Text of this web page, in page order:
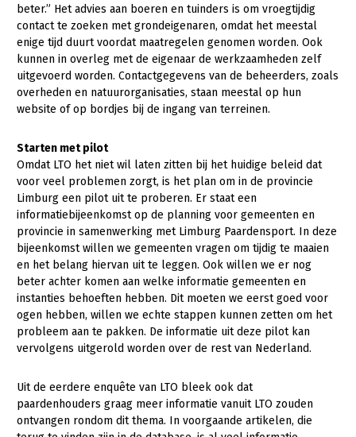
beter.” Het advies aan boeren en tuinders is om vroegtijdig
contact te zoeken met grondeigenaren, omdat het meestal
enige tijd duurt voordat maatregelen genomen worden. Ook
kunnen in overleg met de eigenaar de werkzaamheden zelf
uitgevoerd worden. Contactgegevens van de beheerders, zoals
overheden en natuurorganisaties, staan meestal op hun
website of op bordjes bij de ingang van terreinen.
Starten met pilot
Omdat LTO het niet wil laten zitten bij het huidige beleid dat
voor veel problemen zorgt, is het plan om in de provincie
Limburg een pilot uit te proberen. Er staat een
informatiebijeenkomst op de planning voor gemeenten en
provincie in samenwerking met Limburg Paardensport. In deze
bijeenkomst willen we gemeenten vragen om tijdig te maaien
en het belang hiervan uit te leggen. Ook willen we er nog
beter achter komen aan welke informatie gemeenten en
instanties behoeften hebben. Dit moeten we eerst goed voor
ogen hebben, willen we echte stappen kunnen zetten om het
probleem aan te pakken. De informatie uit deze pilot kan
vervolgens uitgerold worden over de rest van Nederland.
Uit de eerdere enquête van LTO bleek ook dat
paardenhouders graag meer informatie vanuit LTO zouden
ontvangen rondom dit thema. In voorgaande artikelen, die